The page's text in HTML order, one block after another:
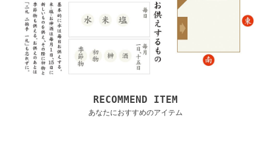
RECOMMEND ITEM
あなたにおすすめのアイテム